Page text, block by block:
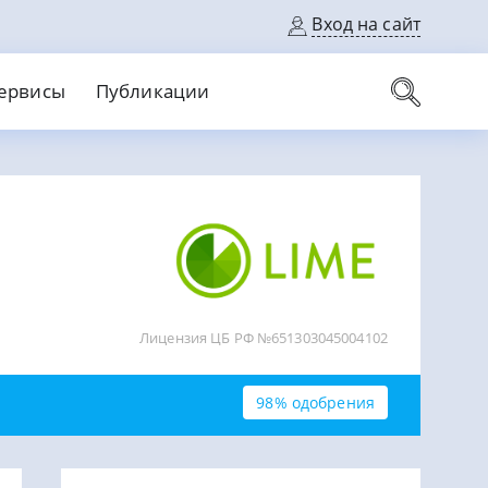
Вход на сайт
Без кредитной истории
Без справок
На длительный срок
Публикации
Лицензия ЦБ РФ №651303045004102
98% одобрения